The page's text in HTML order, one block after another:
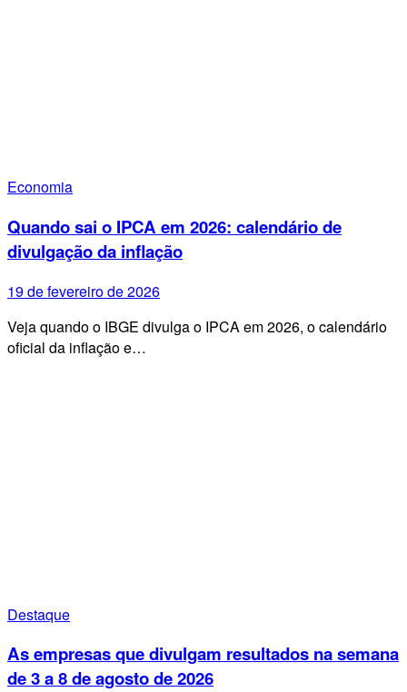
Economia
Quando sai o IPCA em 2026: calendário de
divulgação da inflação
19 de fevereiro de 2026
Veja quando o IBGE divulga o IPCA em 2026, o calendário
oficial da inflação e…
Destaque
As empresas que divulgam resultados na semana
de 3 a 8 de agosto de 2026